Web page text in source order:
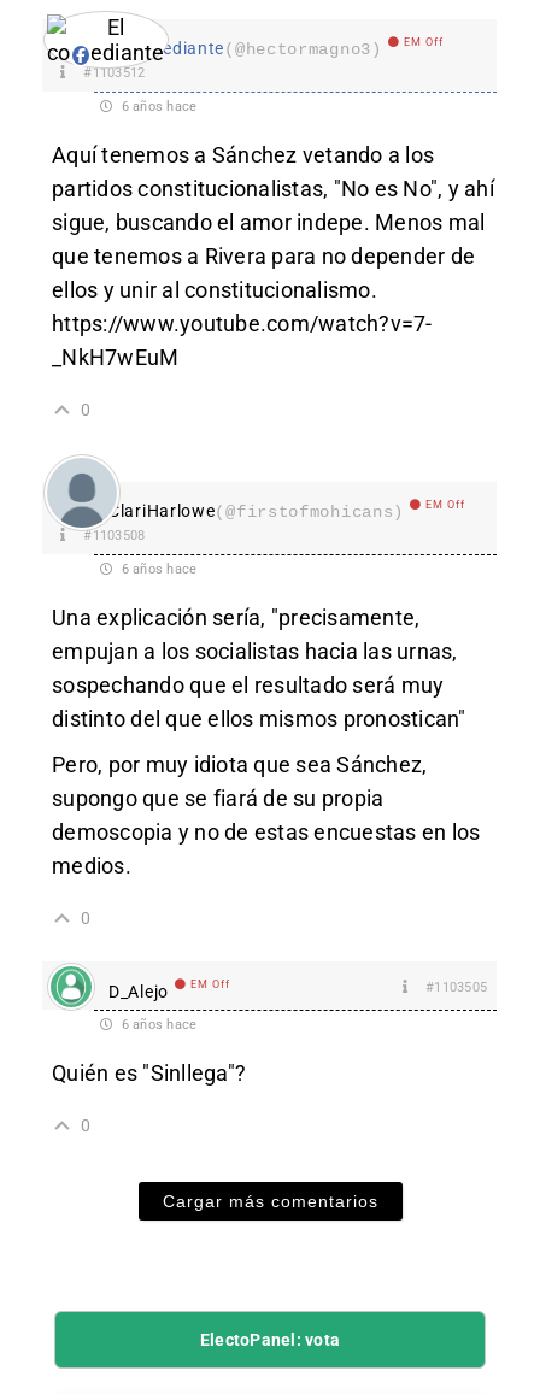
El comediante(@hectormagno3) EM Off
#1103512
6 años hace
Aquí tenemos a Sánchez vetando a los
partidos constitucionalistas, "No es No", y ahí
sigue, buscando el amor indepe. Menos mal
que tenemos a Rivera para no depender de
ellos y unir al constitucionalismo.
https://www.youtube.com/watch?v=7-
_NkH7wEuM
0
ClariHarlowe(@firstofmohicans) EM Off
#1103508
6 años hace
Una explicación sería, "precisamente,
empujan a los socialistas hacia las urnas,
sospechando que el resultado será muy
distinto del que ellos mismos pronostican"
Pero, por muy idiota que sea Sánchez,
supongo que se fiará de su propia
demoscopia y no de estas encuestas en los
medios.
0
D_Alejo EM Off #1103505
6 años hace
Quién es "Sinllega"?
0
Cargar más comentarios
ElectoPanel: vota